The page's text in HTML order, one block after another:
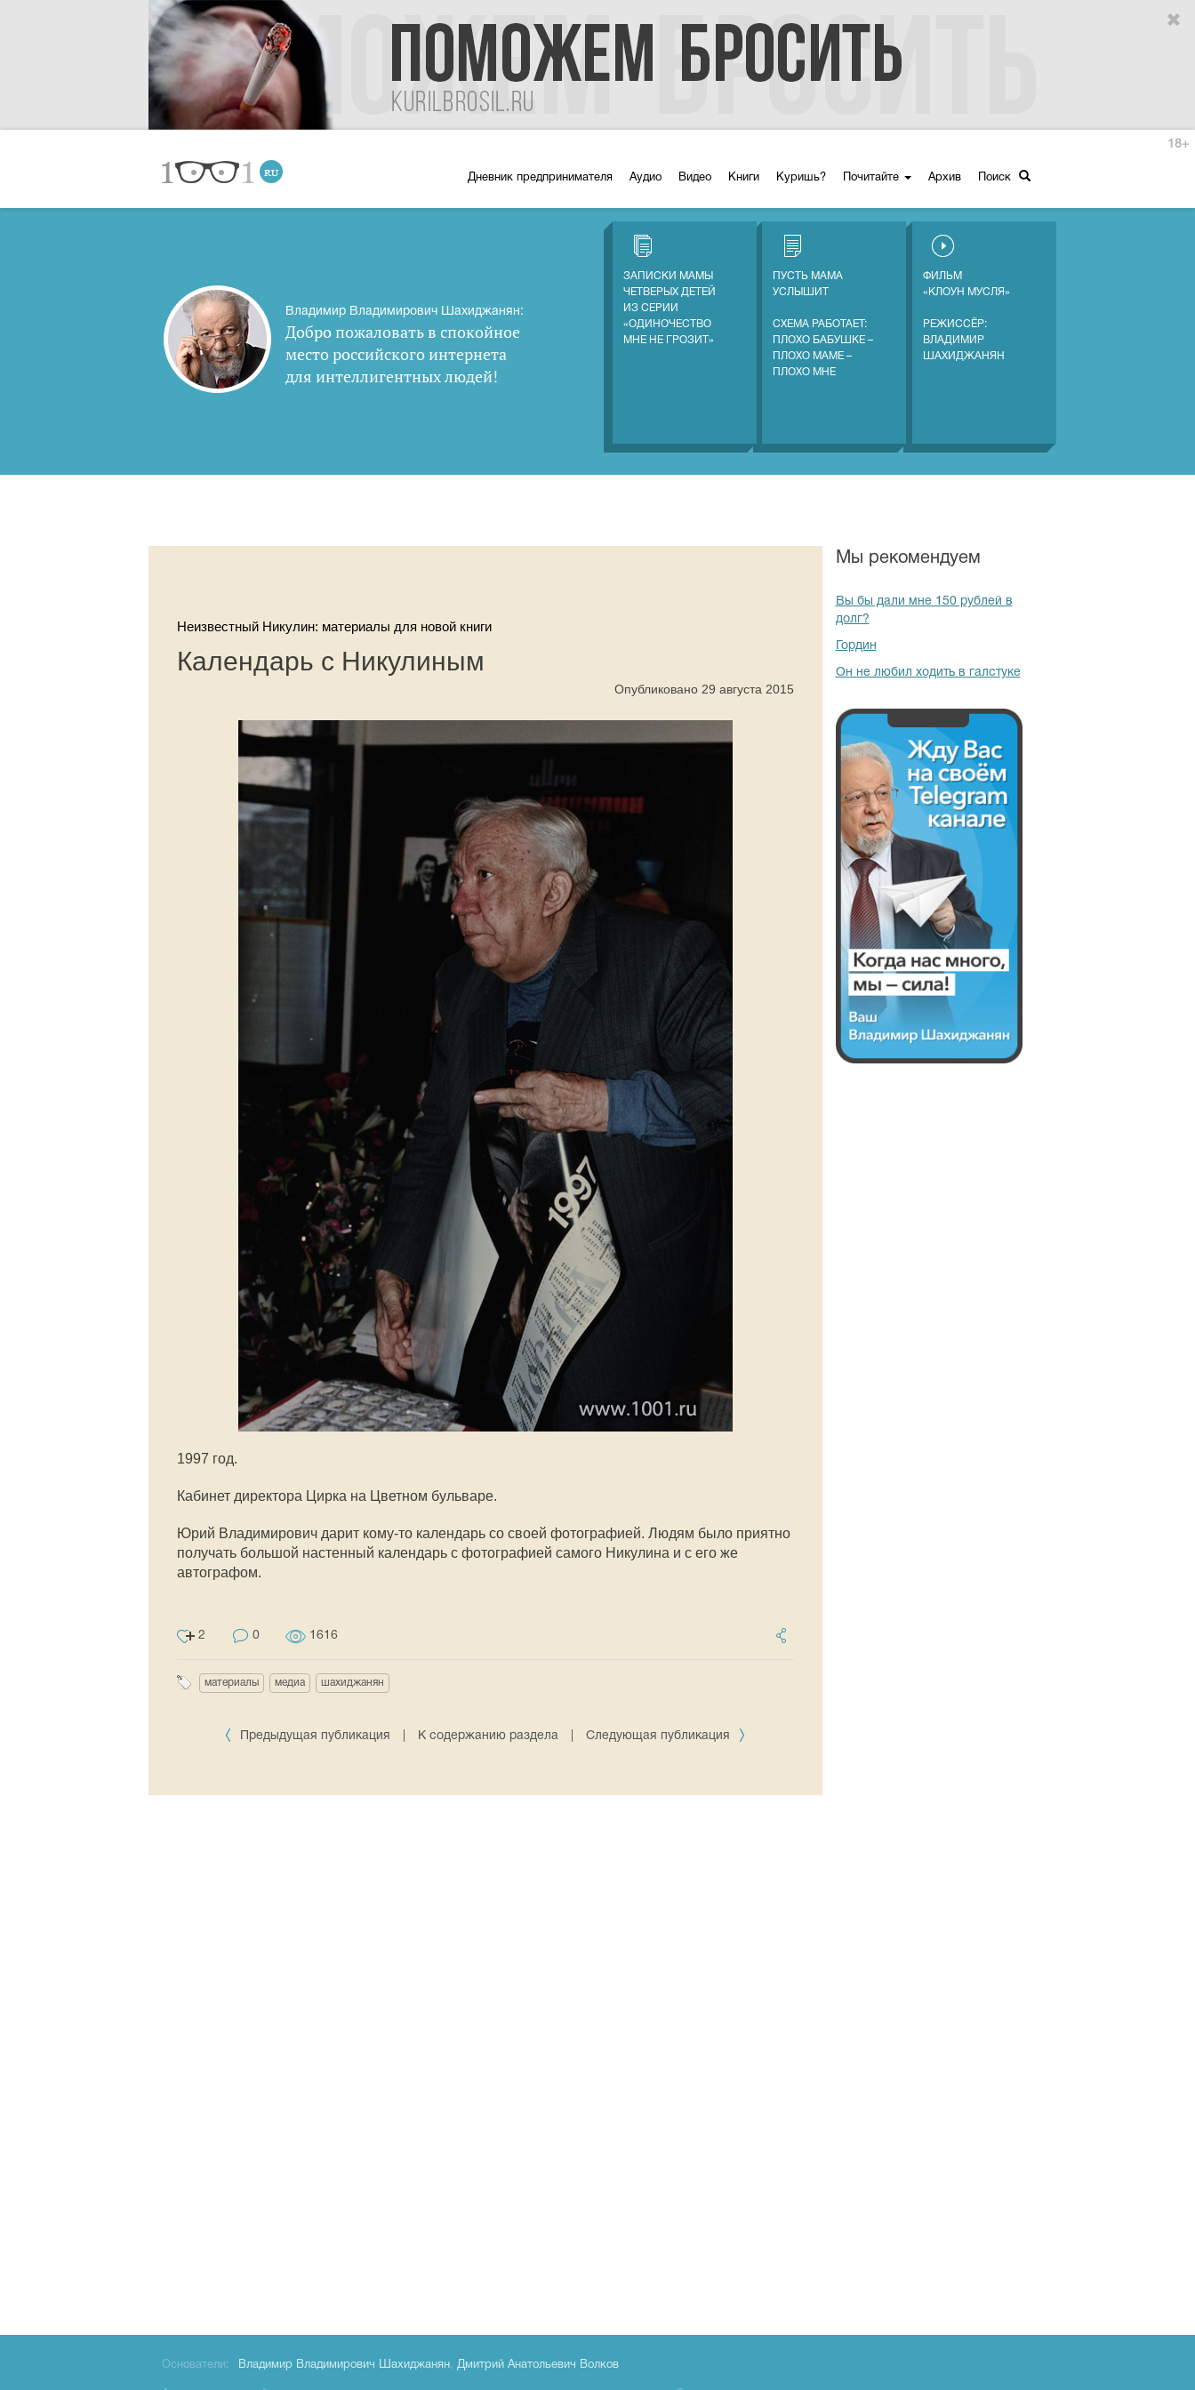
Дневник предпринимателя Аудио Видео Книги Куришь? Почитайте Архив Поиск
18+
Владимир Владимирович Шахиджанян:
Добро пожаловать в спокойное
место российского интернета
для интеллигентных людей!
ЗАПИСКИ МАМЫ
ЧЕТВЕРЫХ ДЕТЕЙ
ИЗ СЕРИИ
«ОДИНОЧЕСТВО
МНЕ НЕ ГРОЗИТ»
ПУСТЬ МАМА
УСЛЫШИТ
СХЕМА РАБОТАЕТ:
ПЛОХО БАБУШКЕ –
ПЛОХО МАМЕ –
ПЛОХО МНЕ
ФИЛЬМ
«КЛОУН МУСЛЯ»
РЕЖИССЁР:
ВЛАДИМИР
ШАХИДЖАНЯН
Неизвестный Никулин: материалы для новой книги
Календарь с Никулиным
Опубликовано 29 августа 2015
1997 год.
Кабинет директора Цирка на Цветном бульваре.
Юрий Владимирович дарит кому-то календарь со своей фотографией. Людям было приятно
получать большой настенный календарь с фотографией самого Никулина и с его же
автографом.
2 0 1616
материалы медиа шахиджанян
Предыдущая публикация К содержанию раздела Следующая публикация
Мы рекомендуем
Вы бы дали мне 150 рублей в
долг?
Гордин
Он не любил ходить в галстуке
Основатели: Владимир Владимирович Шахиджанян, Дмитрий Анатольевич Волков